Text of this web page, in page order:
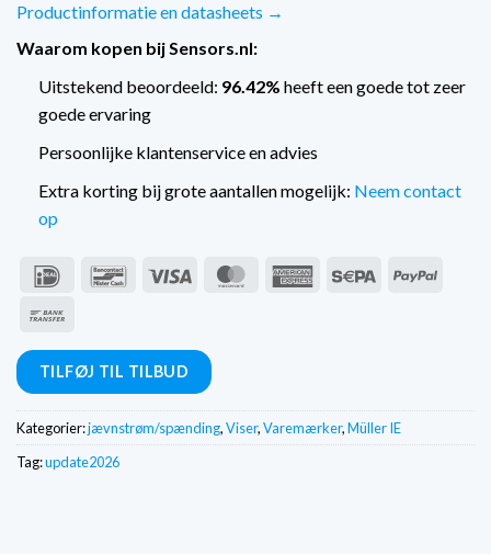
Productinformatie en datasheets →
Waarom kopen bij Sensors.nl:
Uitstekend beoordeeld: 96.42% heeft een goede tot zeer
goede ervaring
Persoonlijke klantenservice en advies
Extra korting bij grote aantallen mogelijk: Neem contact
op
IDeal BancontactVisum MasterCardAmerican Sepa
PayPal
TILFØJ TIL TILBUD
Kategorier:jævnstrøm/spænding,Viser,Varemærker,Müller IE
Tag:update2026